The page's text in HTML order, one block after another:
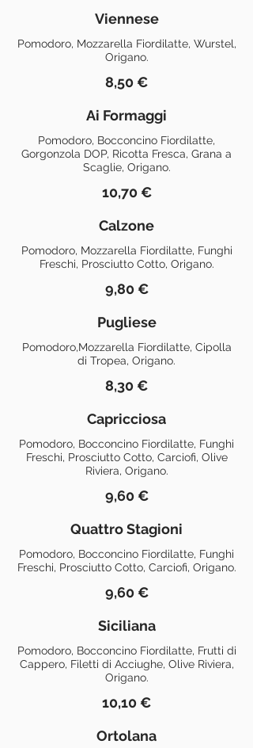
Viennese
Pomodoro, Mozzarella Fiordilatte, Wurstel,
Origano.
8,50 €
Ai Formaggi
Pomodoro, Bocconcino Fiordilatte,
Gorgonzola DOP, Ricotta Fresca, Grana a
Scaglie, Origano.
10,70 €
Calzone
Pomodoro, Mozzarella Fiordilatte, Funghi
Freschi, Prosciutto Cotto, Origano.
9,80 €
Pugliese
Pomodoro,Mozzarella Fiordilatte, Cipolla
di Tropea, Origano.
8,30 €
Capricciosa
Pomodoro, Bocconcino Fiordilatte, Funghi
Freschi, Prosciutto Cotto, Carciofi, Olive
Riviera, Origano.
9,60 €
Quattro Stagioni
Pomodoro, Bocconcino Fiordilatte, Funghi
Freschi, Prosciutto Cotto, Carciofi, Origano.
9,60 €
Siciliana
Pomodoro, Bocconcino Fiordilatte, Frutti di
Cappero, Filetti di Acciughe, Olive Riviera,
Origano.
10,10 €
Ortolana